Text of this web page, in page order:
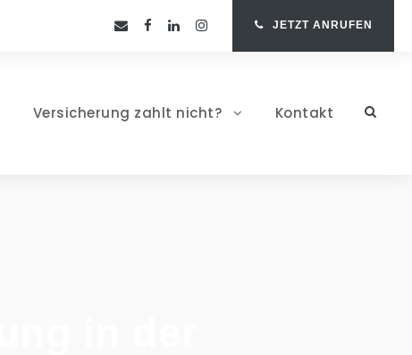
JETZT ANRUFEN
Versicherung zahlt nicht? Kontakt